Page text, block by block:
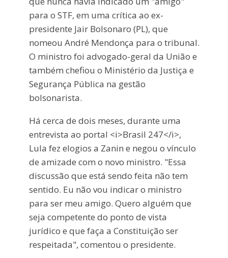
para o STF, em uma crítica ao ex-
presidente Jair Bolsonaro (PL), que
nomeou André Mendonça para o tribunal.
O ministro foi advogado-geral da União e
também chefiou o Ministério da Justiça e
Segurança Pública na gestão
bolsonarista.
Há cerca de dois meses, durante uma
entrevista ao portal <i>Brasil 247</i>,
Lula fez elogios a Zanin e negou o vínculo
de amizade com o novo ministro. "Essa
discussão que está sendo feita não tem
sentido. Eu não vou indicar o ministro
para ser meu amigo. Quero alguém que
seja competente do ponto de vista
jurídico e que faça a Constituição ser
respeitada", comentou o presidente.